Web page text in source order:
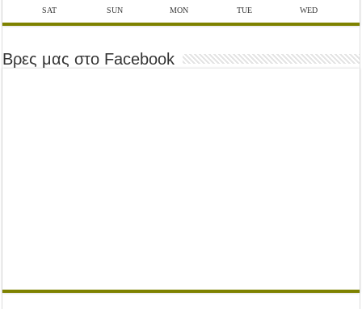
SAT SUN MON TUE WED
Βρες μας στο Facebook